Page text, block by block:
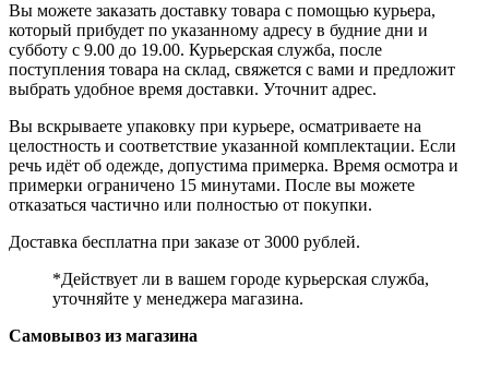
Вы можете заказать доставку товара с помощью курьера,
который прибудет по указанному адресу в будние дни и
субботу с 9.00 до 19.00. Курьерская служба, после
поступления товара на склад, свяжется с вами и предложит
выбрать удобное время доставки. Уточнит адрес.
Вы вскрываете упаковку при курьере, осматриваете на
целостность и соответствие указанной комплектации. Если
речь идёт об одежде, допустима примерка. Время осмотра и
примерки ограничено 15 минутами. После вы можете
отказаться частично или полностью от покупки.
Доставка бесплатна при заказе от 3000 рублей.
*Действует ли в вашем городе курьерская служба,
уточняйте у менеджера магазина.
Самовывоз из магазина